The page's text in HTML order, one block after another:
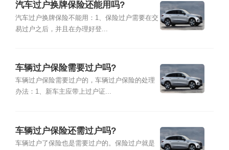
汽车过户换牌保险还能用吗?
汽车过户换牌保险不能用：1、保险过户需要在交
易过户之后，并且在办理好登...
车辆过户保险需要过户吗?
车辆过户保险需要过户的，车辆过户保险的处理
办法：1、新车主应带上过户证...
车辆过户保险还需过户吗?
车辆过户了保险也是需要过户的。保险过户就是